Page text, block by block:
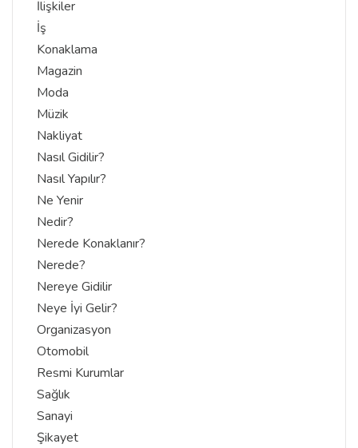
İlişkiler
İş
Konaklama
Magazin
Moda
Müzik
Nakliyat
Nasıl Gidilir?
Nasıl Yapılır?
Ne Yenir
Nedir?
Nerede Konaklanır?
Nerede?
Nereye Gidilir
Neye İyi Gelir?
Organizasyon
Otomobil
Resmi Kurumlar
Sağlık
Sanayi
Şikayet